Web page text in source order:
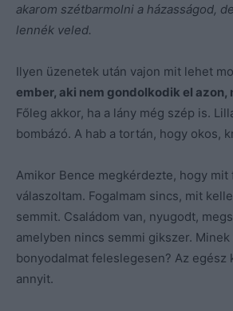
akarom szétbarmolni a házasságod,
lennék veled.
Ilyen üzenetek után vajon mit lehet
ember, aki nem gondolkodik el azon,
Főleg akkor, ha a lány még szép is.
bombázó. A hab a tortán, hogy okos,
Amikor Bence megkérdezte, hogy mit
válaszoltam. Fogalmam sincs, mit
semmit. Családom van, nyugodt,
amelyben nincs semmi gikszer.
bonyodalmat feleslegesen? Az egész
annyit.